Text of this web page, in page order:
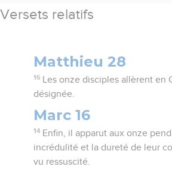
Versets relatifs
Matthieu 28
16
Les onze disciples allèrent
désignée.
Marc 16
14 Enfin, il apparut aux onze
incrédulité et la dureté de leur
vu ressuscité.